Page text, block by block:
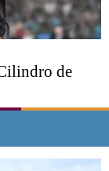
de